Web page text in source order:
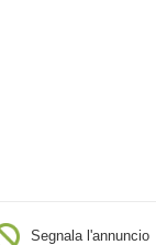
Segnala l'annuncio